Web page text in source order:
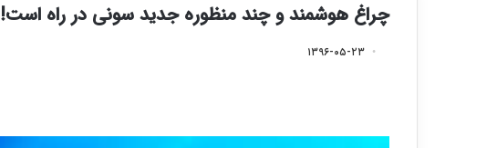
چراغ هوشمند و چند منظوره جدید سونی در راه است!
۱۳۹۶-۰۵-۲۳